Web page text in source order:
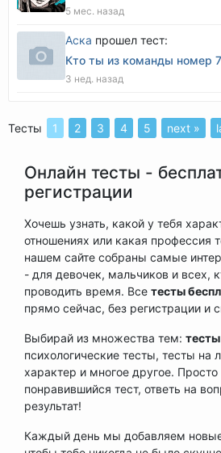
5 мес. назад
Аска прошел тест:
Кто ты из команды номер 7
3 нед. назад
Тесты 1 2 3 4 5 next »
Онлайн тесты -
регистрации
Хочешь узнать, какой у тебя
отношениях или какая профессия
нашем сайте собраны самые
- для девочек, мальчиков и всех,
проводить время. Все тесты
прямо сейчас, без регистрации и
Выбирай из множества тем:
психологические тесты, тесты на
характер и многое другое.
понравившийся тест, ответь на
результат!
Каждый день мы добавляем